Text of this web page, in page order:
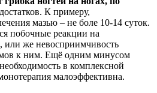
К примеру,
мазью – не боле 10-14 суток.
побочные реакции на
или же невосприимчивость
к ним. Ещё одним минусом
в комплексной
малоэффективна.